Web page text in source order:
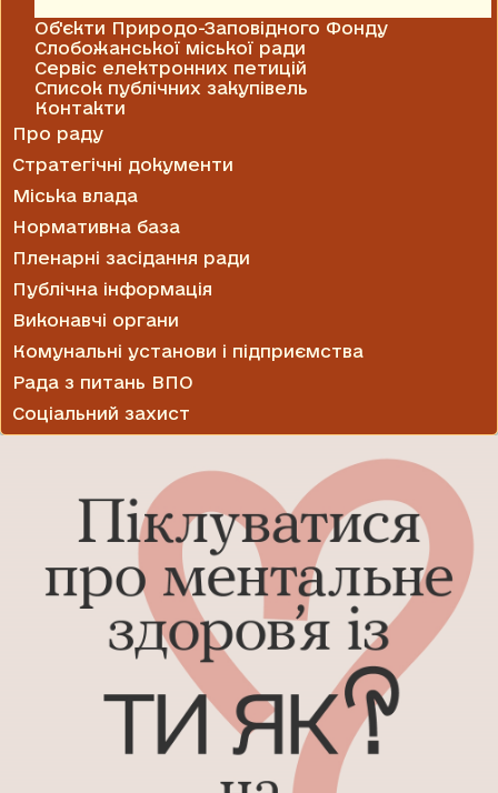
Об'єкти Природо-Заповідного Фонду
Слобожанської міської ради
Сервіс електронних петицій
Список публічних закупівель
Контакти
Про раду
Стратегічні документи
Міська влада
Нормативна база
Пленарні засідання ради
Публічна інформація
Виконавчі органи
Комунальні установи і підприємства
Рада з питань ВПО
Соціальний захист